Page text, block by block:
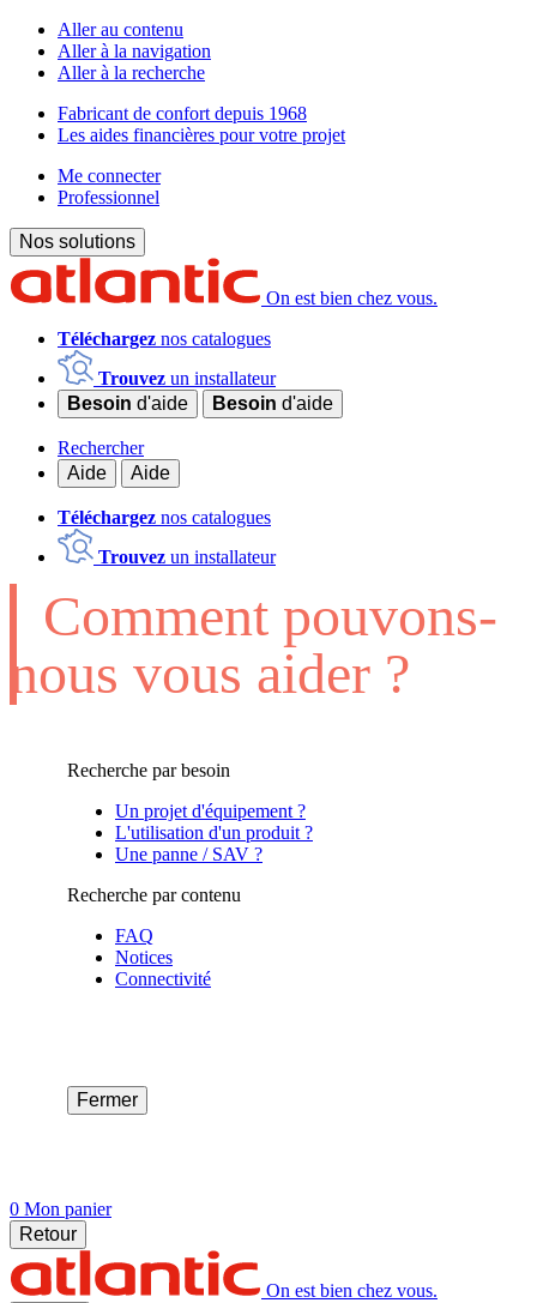
Aller au contenu
Aller à la navigation
Aller à la recherche
Fabricant de confort depuis 1968
Les aides financières pour votre projet
Me connecter
Professionnel
Nos solutions
On est bien chez vous.
Téléchargez nos catalogues
Trouvez un installateur
Besoin d'aide Besoin d'aide
Rechercher
Aide
Aide
Téléchargez nos catalogues
Trouvez un installateur
Comment pouvons-
nous vous aider ?
Recherche par besoin
Un projet d'équipement ?
L'utilisation d'un produit ?
Une panne / SAV ?
Recherche par contenu
FAQ
Notices
Connectivité
Fermer
0 Mon panier
Retour
On est bien chez vous.